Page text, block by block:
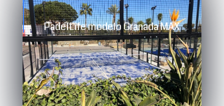
PadelLife modelo Granada MAX
Compograss TXT homologado por la
Federación Española de pádel (F.E.P.)